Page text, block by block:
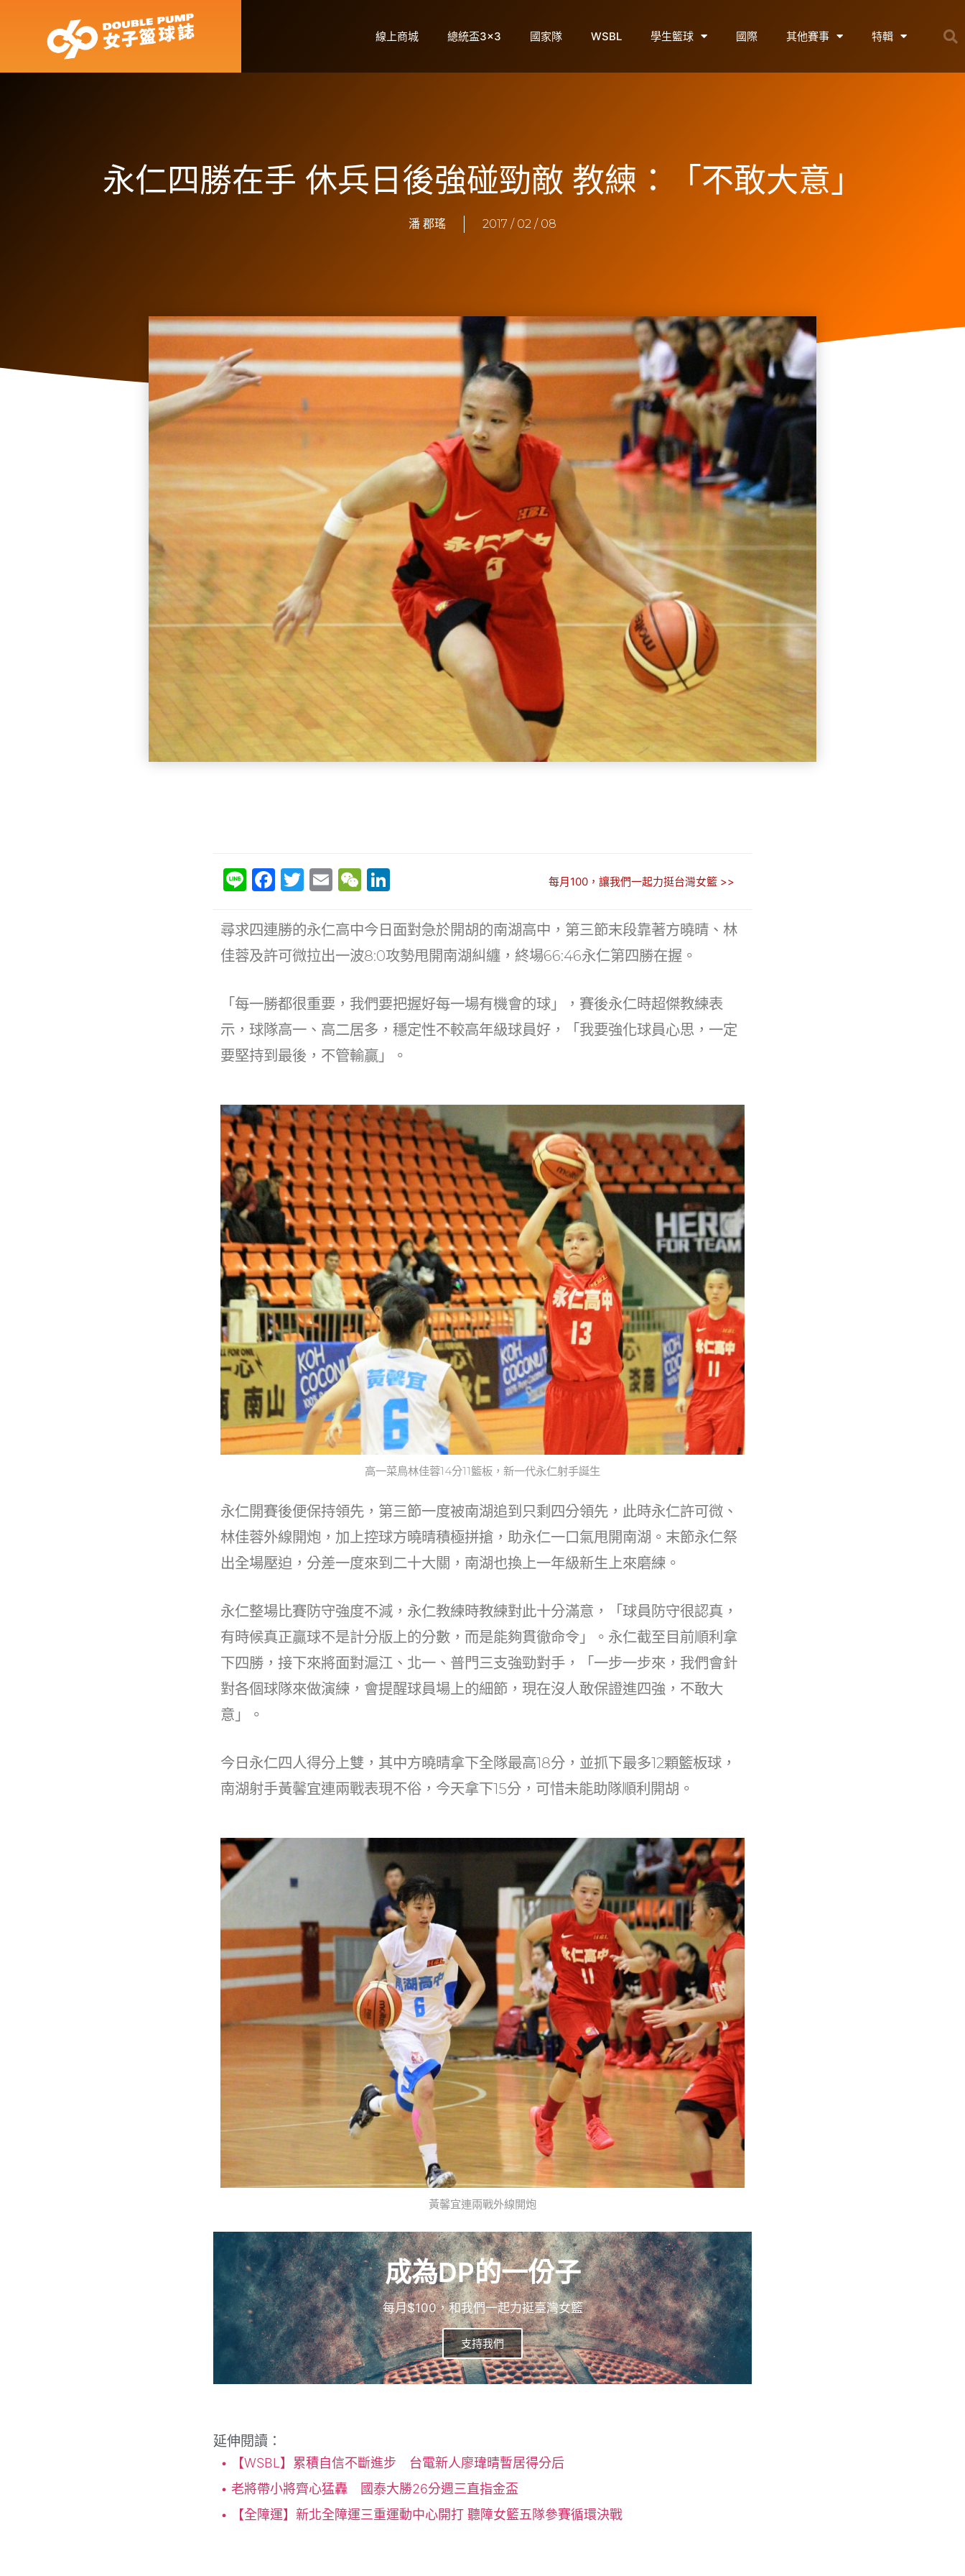
線上商城 總統盃3×3 國家隊 WSBL 學生籃球 國際 其他賽事 特輯
永仁四勝在手 休兵日後強碰勁敵 教練：「不敢大意」
潘 郡瑤 2017 / 02 / 08
Li
e
F
c
e
b
o
o
k
T
itt
er
E
ai
l
W
C
h
at
k
e
dI
n
每月100，讓我們一起力挺台灣女籃 >>
尋求四連勝的永仁高中今日面對急於開胡的南湖高中，第三節末段靠著方曉晴、林
佳蓉及許可微拉出一波8:0攻勢甩開南湖糾纏，終場66:46永仁第四勝在握。
「每一勝都很重要，我們要把握好每一場有機會的球」，賽後永仁時超傑教練表
示，球隊高一、高二居多，穩定性不較高年級球員好，「我要強化球員心思，一定
要堅持到最後，不管輸贏」。
高一菜鳥林佳蓉14分11籃板，新一代永仁射手誕生
永仁開賽後便保持領先，第三節一度被南湖追到只剩四分領先，此時永仁許可微、
林佳蓉外線開炮，加上控球方曉晴積極拼搶，助永仁一口氣甩開南湖。末節永仁祭
出全場壓迫，分差一度來到二十大關，南湖也換上一年級新生上來磨練。
永仁整場比賽防守強度不減，永仁教練時教練對此十分滿意，「球員防守很認真，
有時候真正贏球不是計分版上的分數，而是能夠貫徹命令」。永仁截至目前順利拿
下四勝，接下來將面對滬江、北一、普門三支強勁對手，「一步一步來，我們會針
對各個球隊來做演練，會提醒球員場上的細節，現在沒人敢保證進四強，不敢大
意」。
今日永仁四人得分上雙，其中方曉晴拿下全隊最高18分，並抓下最多12顆籃板球，
南湖射手黃馨宜連兩戰表現不俗，今天拿下15分，可惜未能助隊順利開胡。
黃馨宜連兩戰外線開炮
成為DP的一份子
每月$100，和我們一起力挺臺灣女籃
支持我們
延伸閱讀：
【WSBL】累積自信不斷進步 台電新人廖瑋晴暫居得分后
老將帶小將齊心猛轟 國泰大勝26分週三直指金盃
【全障運】新北全障運三重運動中心開打 聽障女籃五隊參賽循環決戰